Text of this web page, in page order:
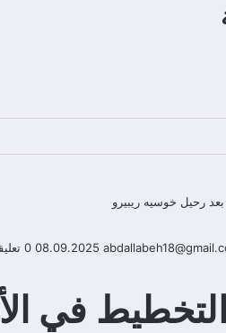
رحيل خوسيه ريبيرو
08.09.2025 0 تعليقات
في